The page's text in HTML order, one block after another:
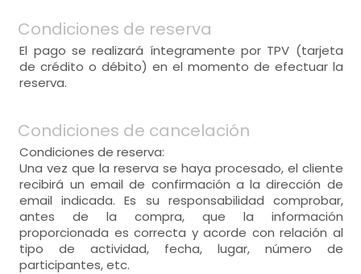
Condiciones de reserva
El pago se realizará íntegramente por TPV (tarjeta
de crédito o débito) en el momento de efectuar la
reserva.
Condiciones de cancelación
Condiciones de reserva:
Una vez que la reserva se haya procesado, el cliente
recibirá un email de confirmación a la dirección de
email indicada. Es su responsabilidad comprobar,
antes de la compra, que la información
proporcionada es correcta y acorde con relación al
tipo de actividad, fecha, lugar, número de
participantes, etc.